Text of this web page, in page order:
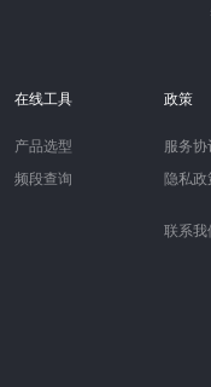
在线工具
产品选型
频段查询
政策
服务协
隐私政
联系我